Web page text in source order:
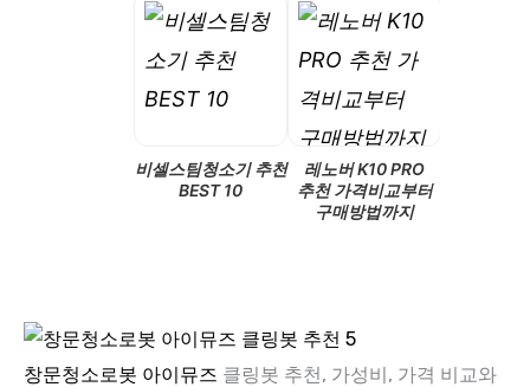
비셀스팀청소기 추천
BEST 10
레노버 K10 PRO
추천 가격비교부터
구매방법까지
창문청소로봇 아이뮤즈 클링봇 추천, 가성비, 가격 비교와